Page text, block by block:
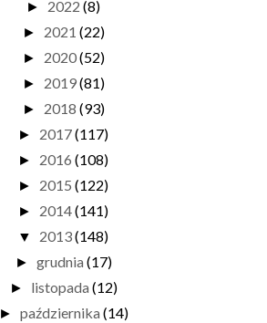
► 2022 (8)
► 2021 (22)
► 2020(52)
► 2019(81)
► 2018 (93)
► 2017(117)
► 2016 (108)
► 2015 (122)
► 2014(141)
▼ 2013(148)
► grudnia (17)
► listopada (12)
► października (14)